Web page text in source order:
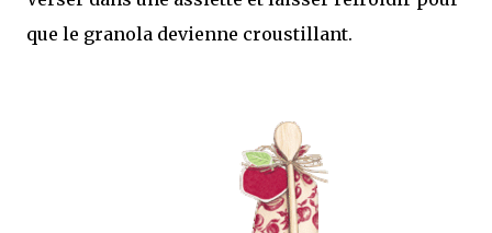
que le granola devienne croustillant.